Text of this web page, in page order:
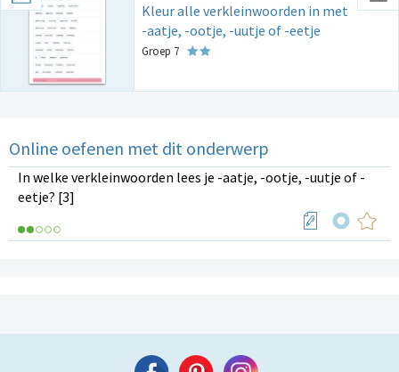
Kleur alle verkleinwoorden in met
-aatje, -ootje, -uutje of -eetje
Groep 7
Online oefenen met dit onderwerp
In welke verkleinwoorden lees je -aatje, -ootje, -uutje of -
eetje? [3]